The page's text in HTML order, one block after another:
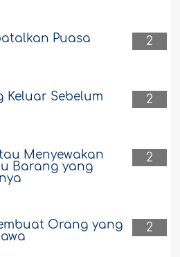
2
Puasa
2
Keluar Sebelum
2
Menyewakan
Barang yang
2
Orang yang